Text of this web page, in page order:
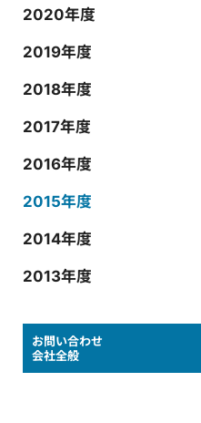
2020年度
2019年度
2018年度
2017年度
2016年度
2015年度
2014年度
2013年度
お問い合わせ
会社全般